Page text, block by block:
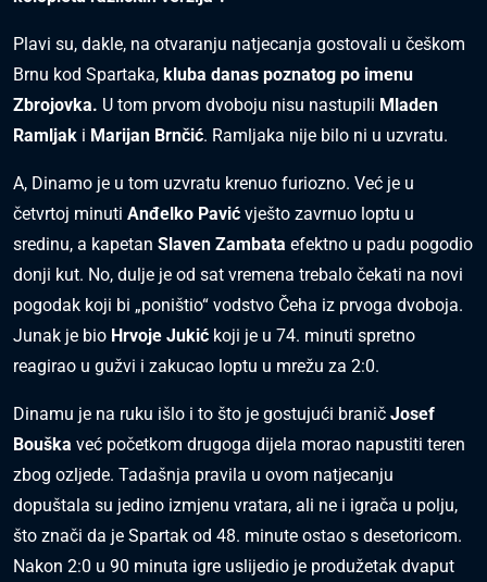
Plavi su, dakle, na otvaranju natjecanja gostovali u češkom
Brnu kod Spartaka, kluba danas poznatog po imenu
Zbrojovka. U tom prvom dvoboju nisu nastupili Mladen
Ramljak i Marijan Brnčić. Ramljaka nije bilo ni u uzvratu.
A, Dinamo je u tom uzvratu krenuo furiozno. Već je u
četvrtoj minuti Anđelko Pavić vješto zavrnuo loptu u
sredinu, a kapetan Slaven Zambata efektno u padu pogodio
donji kut. No, dulje je od sat vremena trebalo čekati na novi
pogodak koji bi „poništio“ vodstvo Čeha iz prvoga dvoboja.
Junak je bio Hrvoje Jukić koji je u 74. minuti spretno
reagirao u gužvi i zakucao loptu u mrežu za 2:0.
Dinamu je na ruku išlo i to što je gostujući branič Josef
Bouška već početkom drugoga dijela morao napustiti teren
zbog ozljede. Tadašnja pravila u ovom natjecanju
dopuštala su jedino izmjenu vratara, ali ne i igrača u polju,
što znači da je Spartak od 48. minute ostao s desetoricom.
Nakon 2:0 u 90 minuta igre uslijedio je produžetak dvaput